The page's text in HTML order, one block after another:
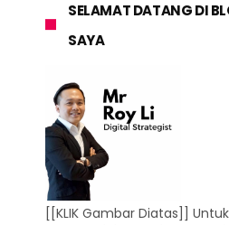
SELAMAT DATANG DI
SAYA
[[KLIK Gambar Diatas]] Untuk